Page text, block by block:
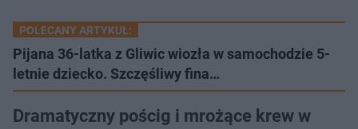
POLECANY ARTYKUŁ:
Pijana 36-latka z Gliwic wiozła w samochodzie 5-
letnie dziecko. Szczęśliwy fina…
Dramatyczny pościg i mrożące krew w